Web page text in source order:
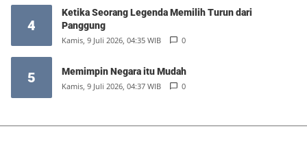
4
Ketika Seorang Legenda Memilih Turun dari
Panggung
Kamis, 9 Juli 2026, 04:35 WIB 0
5 Memimpin Negara itu Mudah
Kamis, 9 Juli 2026, 04:37 WIB 0